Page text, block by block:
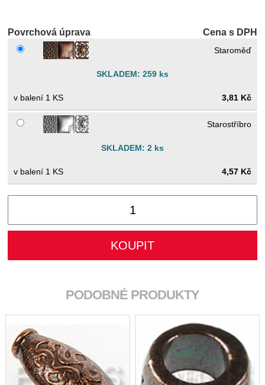
Povrchová úprava Cena s DPH
Staroměď
SKLADEM: 259 ks
1 KS 3,81 Kč
Starostříbro
SKLADEM: 2 ks
1 KS 4,57 Kč
PODOBNÉ PRODUKTY